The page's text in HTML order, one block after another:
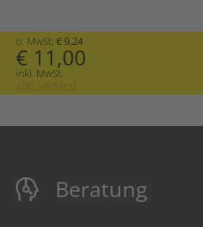
o. MwSt. € 9,24
€ 11,00
inkl. MwSt.
zzgl. Versand
Beratung